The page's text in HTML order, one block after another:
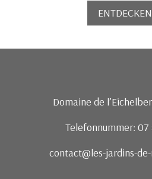
Domaine de
Telefonnummer: 07
contact@les-jardins-